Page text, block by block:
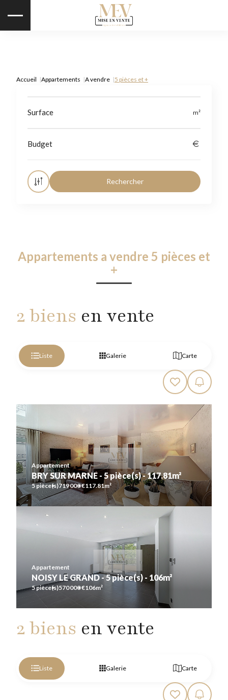
Accueil Appartements A vendre 5 pièces et +
Appartements a vendre 5 pièces et
+
2 biens en vente
Liste Galerie Carte
Appartement
BRY SUR MARNE - 5 pièce(s) - 117.81m²
5 pièce(s)719 000 €117.81m²
Appartement
BRY SUR MARNE - 5 pièce(s) - 117.81m²
5 pièce(s) 719 000 €117.81m²
Contact
Appartement
NOISY LE GRAND - 5 pièce(s) - 106m²
5 pièce(s)570 000 €106m²
NOISY LE GRAND - 5 pièce(s) - 106m²
Contact
2 biens en vente
Liste Galerie Carte